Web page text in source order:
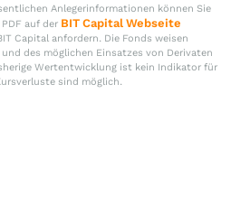
Anlegerinformationen können Sie
auf der BIT Capital Webseite
Capital anfordern. Die Fonds weisen
des möglichen Einsatzes von Derivaten
Wertentwicklung ist kein Indikator für
sind möglich.